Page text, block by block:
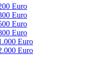
Euro
Euro
Euro
Euro
Euro
Euro